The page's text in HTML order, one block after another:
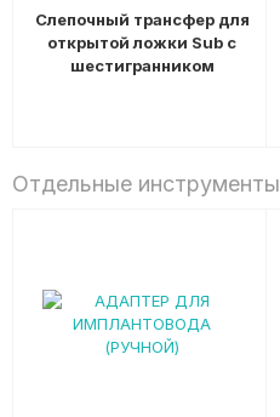
Слепочный трансфер для
открытой ложки Sub с
шестигранником
Отдельные инструменты